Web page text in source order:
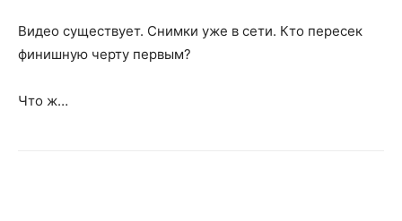
Видео существует. Снимки уже в сети. Кто пересек
финишную черту первым?
Что ж…